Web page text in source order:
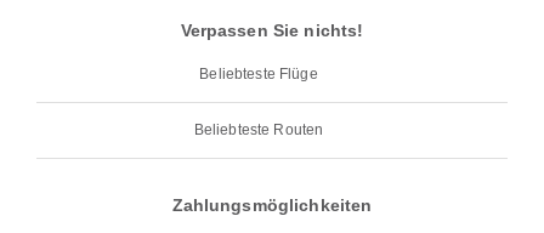
Verpassen Sie nichts!
Beliebteste Flüge
Beliebteste Routen
Zahlungsmöglichkeiten